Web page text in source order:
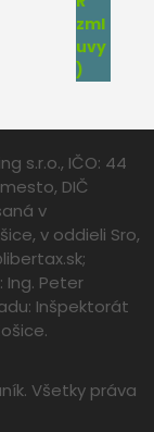
s.r.o., IČO: 44
DIČ
v
v oddieli Sro,
;
Ing. Peter
Inšpektorát
Všetky práva